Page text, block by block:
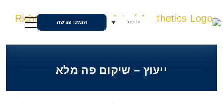
עברית הזמינו פגישה
ייעוץ – שיקום פה מלא